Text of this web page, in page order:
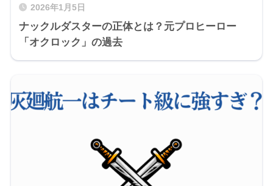
2026年1月5日
ナックルダスターの正体とは？元プロヒーロー
「オクロック」の過去